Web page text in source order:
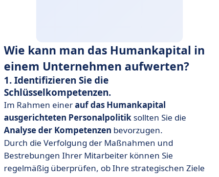
Wie kann man das Humankapital in
einem Unternehmen aufwerten?
1. Identifizieren Sie die
Schlüsselkompetenzen.
Im Rahmen einerauf das Humankapital
ausgerichteten Personalpolitik sollten Sie die
Analyse der Kompetenzen bevorzugen.
Durch die Verfolgung der Maßnahmen und
Bestrebungen Ihrer Mitarbeiter können Sie
regelmäßig überprüfen, ob Ihre strategischen Ziele